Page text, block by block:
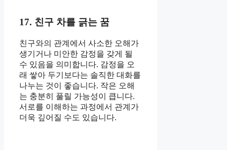
17. 친구 차를 긁는 꿈
친구와의 관계에서 사소한 오해가
생기거나 미안한 감정을 갖게 될
수 있음을 의미합니다. 감정을 오
래 쌓아 두기보다는 솔직한 대화를
나누는 것이 좋습니다. 작은 오해
는 충분히 풀릴 가능성이 큽니다.
서로를 이해하는 과정에서 관계가
더욱 깊어질 수도 있습니다.